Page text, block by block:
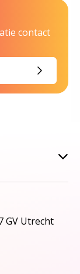
contact
GV Utrecht